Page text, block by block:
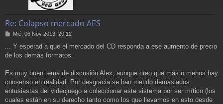
Re: Colapso mercado AES
M
s
Mié, 06 Nov 2013, 20:12
... Y esperad a que el mercado del CD responda a ese aumento de precio
de los demás formatos.
Es muy buen tema de discusión Alex, aunque creo que más o menos hay
consenso en realidad. Por desgracia se han metido demasiados
entusiastas del videojuego a coleccionar este sistema por ser mítico (los
cuales están en su derecho tanto como los que llevamos en esto desde